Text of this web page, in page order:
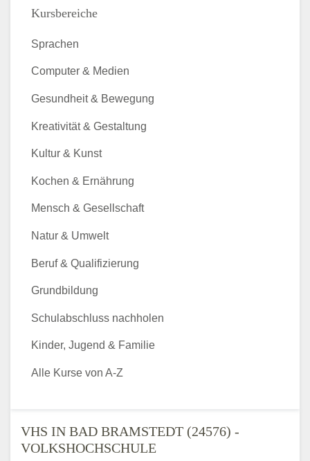
VHS IN BAD BRAMSTEDT (24576) -
VOLKSHOCHSCHULE
Kursbereiche
Sprachen
Computer & Medien
Gesundheit & Bewegung
Kreativität & Gestaltung
Kultur & Kunst
Kochen & Ernährung
Mensch & Gesellschaft
Natur & Umwelt
Beruf & Qualifizierung
Grundbildung
Schulabschluss nachholen
Kinder, Jugend & Familie
Alle Kurse von A-Z